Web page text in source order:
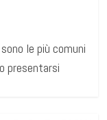
le più comuni
presentarsi